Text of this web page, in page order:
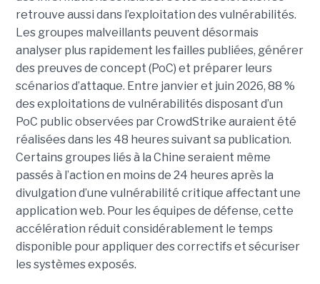
retrouve aussi dans l’exploitation des vulnérabilités.
Les groupes malveillants peuvent désormais
analyser plus rapidement les failles publiées, générer
des preuves de concept (PoC) et préparer leurs
scénarios d’attaque. Entre janvier et juin 2026, 88 %
des exploitations de vulnérabilités disposant d’un
PoC public observées par CrowdStrike auraient été
réalisées dans les 48 heures suivant sa publication.
Certains groupes liés à la Chine seraient même
passés à l’action en moins de 24 heures après la
divulgation d’une vulnérabilité critique affectant une
application web. Pour les équipes de défense, cette
accélération réduit considérablement le temps
disponible pour appliquer des correctifs et sécuriser
les systèmes exposés.